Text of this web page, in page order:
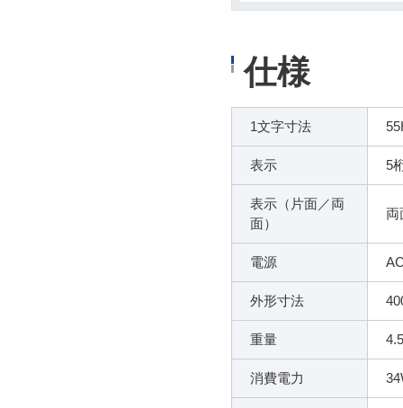
仕様
1文字寸法
表示 5
表示（片面／両
面）
両
電源
外形寸法
重量
消費電力